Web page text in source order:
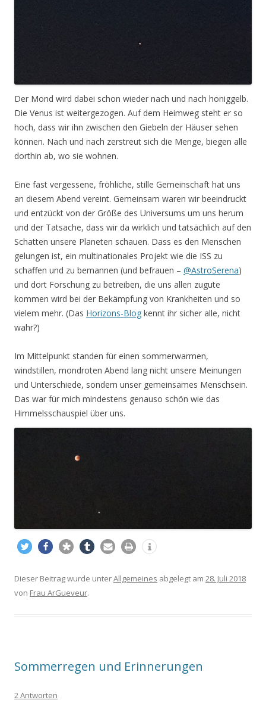
Der Mond wird dabei schon wieder nach und nach honiggelb.
Die Venus ist weitergezogen. Auf dem Heimweg steht er so
hoch, dass wir ihn zwischen den Giebeln der Häuser sehen
können. Nach und nach zerstreut sich die Menge, biegen alle
dorthin ab, wo sie wohnen.
Eine fast vergessene, fröhliche, stille Gemeinschaft hat uns
an diesem Abend vereint. Gemeinsam waren wir beeindruckt
und entzückt von der Größe des Universums um uns herum
und der Tatsache, dass wir da wirklich und tatsächlich auf den
Schatten unsere Planeten schauen. Dass es den Menschen
gelungen ist, ein multinationales Projekt wie die ISS zu
schaffen und zu bemannen (und befrauen – @AstroSerena)
und dort Forschung zu betreiben, die uns allen zugute
kommen wird bei der Bekämpfung von Krankheiten und so
vielem mehr. (Das Horizons-Blog kennt ihr sicher alle, nicht
wahr?)
Im Mittelpunkt standen für einen sommerwarmen,
windstillen, mondroten Abend lang nicht unsere Meinungen
und Unterschiede, sondern unser gemeinsames Menschsein.
Das war für mich mindestens genauso schön wie das
Himmelsschauspiel über uns.
Dieser Beitrag wurde unterAllgemeines abgelegt am 28. Juli 2018
von Frau ArGueveur.
Sommerregen und Erinnerungen
2 Antworten